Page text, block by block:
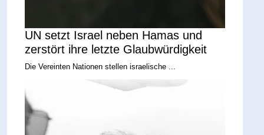
UN setzt Israel neben Hamas und
zerstört ihre letzte Glaubwürdigkeit
Die Vereinten Nationen stellen israelische ...